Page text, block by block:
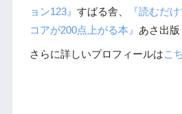
ョン123』 すばる舎、
『読むだ
コアが200点上がる本』 あさ出版
さらに詳しいプロフィールはこ